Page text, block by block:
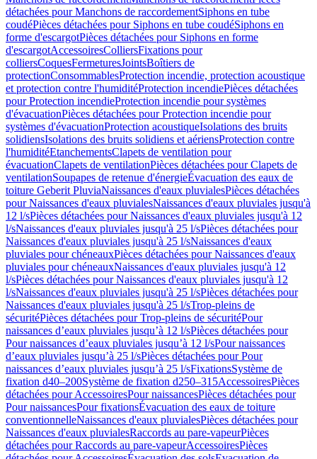
détachées pour Manchons de raccordementSiphons en tube
coudéPièces détachées pour Siphons en tube coudéSiphons en
forme d'escargotPièces détachées pour Siphons en forme
d'escargotAccessoiresColliersFixations pour
colliersCoquesFermeturesJointsBoîtiers de
protectionConsommablesProtection incendie, protection acoustique
et protection contre l'humiditéProtection incendiePièces détachées
pour Protection incendieProtection incendie pour systèmes
d'évacuationPièces détachées pour Protection incendie pour
systèmes d'évacuationProtection acoustiqueIsolations des bruits
solidiensIsolations des bruits solidiens et aériensProtection contre
l'humiditéEtanchementsClapets de ventilation pour
évacuationClapets de ventilationPièces détachées pour Clapets de
ventilationSoupapes de retenue d'énergieÉvacuation des eaux de
toiture Geberit PluviaNaissances d'eaux pluvialesPièces détachées
pour Naissances d'eaux pluvialesNaissances d'eaux pluviales jusqu'à
12 l/sPièces détachées pour Naissances d'eaux pluviales jusqu'à 12
l/sNaissances d'eaux pluviales jusqu'à 25 l/sPièces détachées pour
Naissances d'eaux pluviales jusqu'à 25 l/sNaissances d'eaux
pluviales pour chéneauxPièces détachées pour Naissances d'eaux
pluviales pour chéneauxNaissances d'eaux pluviales jusqu'à 12
l/sPièces détachées pour Naissances d'eaux pluviales jusqu'à 12
l/sNaissances d'eaux pluviales jusqu'à 25 l/sPièces détachées pour
Naissances d'eaux pluviales jusqu'à 25 l/sTrop-pleins de
sécuritéPièces détachées pour Trop-pleins de sécuritéPour
naissances d’eaux pluviales jusqu’à 12 l/sPièces détachées pour
Pour naissances d’eaux pluviales jusqu’à 12 l/sPour naissances
d’eaux pluviales jusqu’à 25 l/sPièces détachées pour Pour
naissances d’eaux pluviales jusqu’à 25 l/sFixationsSystème de
fixation d40–200Système de fixation d250–315AccessoiresPièces
détachées pour AccessoiresPour naissancesPièces détachées pour
Pour naissancesPour fixationsÉvacuation des eaux de toiture
conventionnelleNaissances d'eaux pluvialesPièces détachées pour
Naissances d'eaux pluvialesRaccords au pare-vapeurPièces
détachées pour Raccords au pare-vapeurAccessoiresPièces